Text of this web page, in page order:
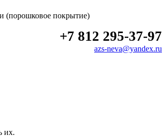
(порошковое покрытие)
+7 812 295-37-97
azs-neva@yandex.ru
их.